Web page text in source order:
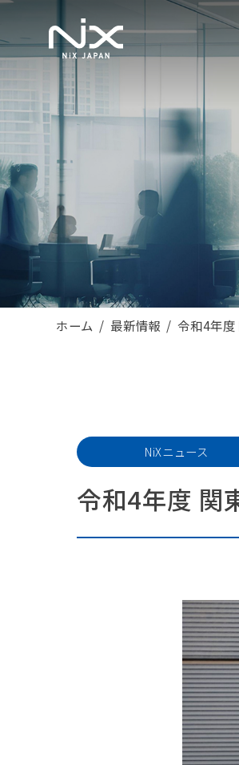
ホーム 最新情報 令和4年度
NiXニュース
令和4年度 関